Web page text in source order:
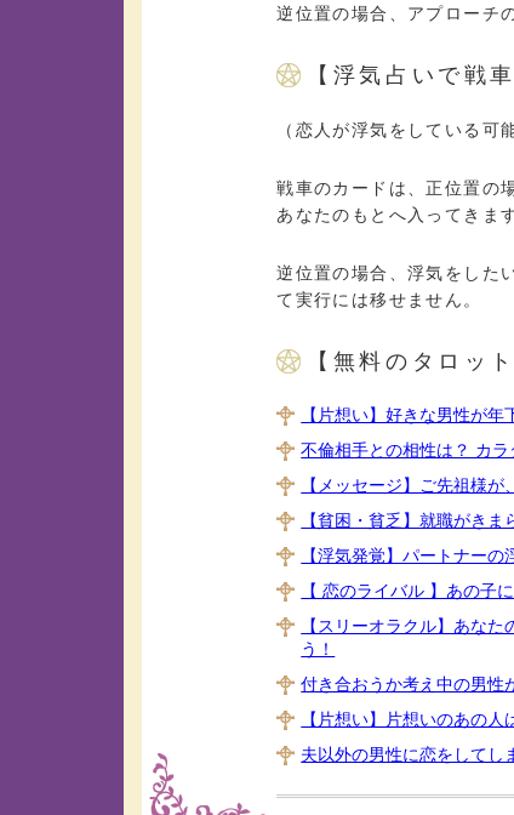
逆位置の場合、アプローチ
【浮気占いで戦
（恋人が浮気をしている可
戦車のカードは、正位置の
あなたのもとへ入ってきま
逆位置の場合、浮気をした
て実行には移せません。
【無料のタロッ
【片想い】好きな男性が
不倫相手との相性は？ カラ
【メッセージ】ご先祖様
【貧困・貧乏】就職がき
【浮気発覚】パートナー
【 恋のライバル 】あの
【スリーオラクル】あな
う！
付き合おうか考え中の男性
【片想い】片想いのあの
夫以外の男性に恋をしてし